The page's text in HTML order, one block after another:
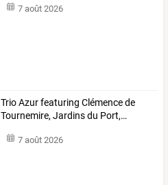
7 août 2026
TrioAzurfeaturing Clémencede
Tournemire, Jardinsdu Port,…
7 août 2026